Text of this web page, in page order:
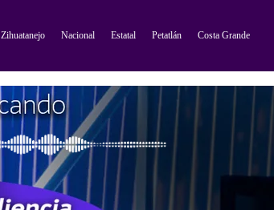
Zihuatanejo Nacional Estatal Petatlán Costa Grande